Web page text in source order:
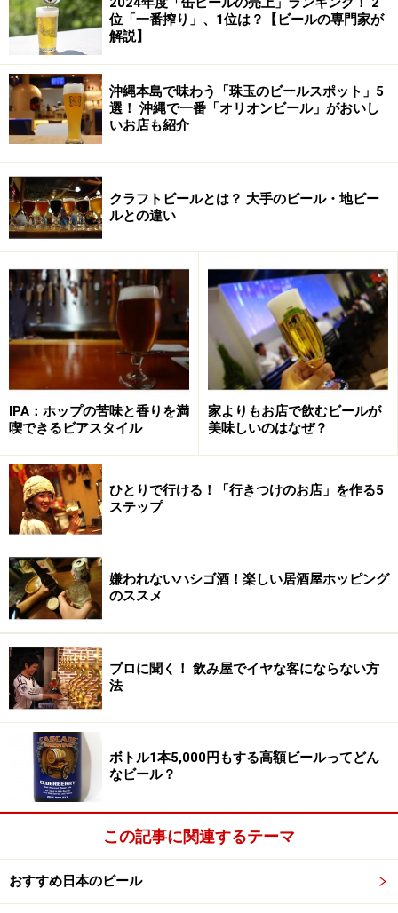
した。
※ 注意点
・ タバコ、香水、香りの強い口紅は控えます。
・ テイスティング中は、おつまみは我慢。
比較テイスティングの手順
ピリッ感が印象のもの、お米とモルトの甘みが印象に残る
もの、ウッディな風味が感じられるもの、と、特徴はそれ
ぞれ。
１．目視する
ビールの入ったグラスを目線まで持ち上げて、ビールの
色合い、透明度や濁り度、泡の質や泡もちなどを観察し
てみましょう。
２．少量の水で軽く口や舌をすすぐ
ビールの味を正確に味わうため、口の中をスッキリさせ
ます。
３．香りをかぐ
ビールの香りには、モルト、ホップ、副原料、発酵の過
程でもたらされる香りがあります。香りが弱い場合は、
ビールを軽く回して香りを立ちのぼらせてもOK。ビール
の香りを正確に感じ取れるのは、最初の一口目か二口目
位「一番搾り」、1位は？【ビールの専門家が
解説】
沖縄本島で味わう「珠玉のビールスポット」5
選！ 沖縄で一番「オリオンビール」がおいし
いお店も紹介
クラフトビールとは？ 大手のビール・地ビー
ルとの違い
IPA：ホップの苦味と香りを満
喫できるビアスタイル
家よりもお店で飲むビールが
美味しいのはなぜ？
ひとりで行ける！「行きつけのお店」を作る5
ステップ
嫌われないハシゴ酒！楽しい居酒屋ホッピング
のススメ
プロに聞く！ 飲み屋でイヤな客にならない方
法
ボトル1本5,000円もする高額ビールってどん
なビール？
この記事に関連するテーマ
おすすめ日本のビール